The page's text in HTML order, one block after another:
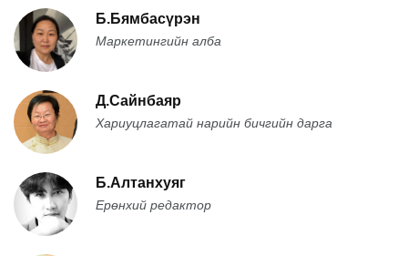
Б.Бямбасүрэн
Маркетингийн алба
Д.Сайнбаяр
Хариуцлагатай нарийн бичгийн дарга
Б.Алтанхуяг
Ерөнхий редактор